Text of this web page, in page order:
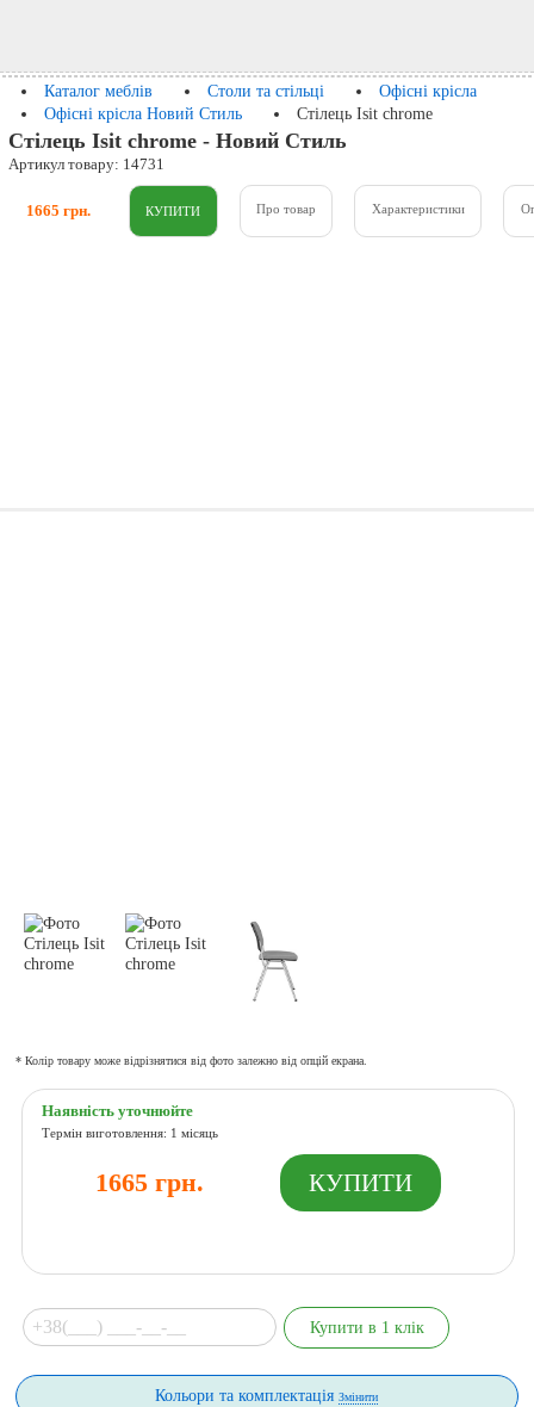
Каталог меблів Столи та стільці
Офісні крісла
Офісні крісла Новий Стиль
Стілець Isit chrome
Стілець Isit chrome - Новий Стиль
Артикул товару: 14731
1665 грн. Про товар Характеристики
* Колір товару може відрізнятися від фото залежно від опцій екрана.
Наявність уточнюйте
Термін виготовлення: 1 місяць
1665 грн.
Кольори та комплектаціяЗмінити